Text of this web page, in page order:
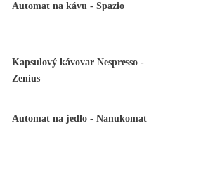
Automat na kávu - Spazio
Kapsulový kávovar Nespresso -
Zenius
Automat na jedlo - Nanukomat